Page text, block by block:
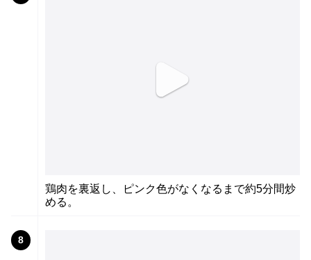
鶏肉を裏返し、ピンク色がなくなるまで約5分間炒
める。
8